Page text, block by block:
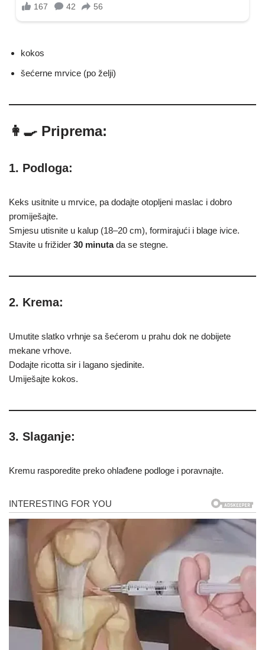
kokos
šećerne mrvice (po želji)
👩‍🍳 Priprema:
1. Podloga:
Keks usitnite u mrvice, pa dodajte otopljeni maslac i dobro
promiješajte.
Smjesu utisnite u kalup (18–20 cm), formirajući i blage ivice.
Stavite u frižider 30 minutada se stegne.
2. Krema:
Umutite slatko vrhnje sa šećerom u prahu dok ne dobijete
mekane vrhove.
Dodajte ricotta sir i lagano sjedinite.
Umiješajte kokos.
3. Slaganje:
Kremu rasporedite preko ohlađene podloge i poravnajte.